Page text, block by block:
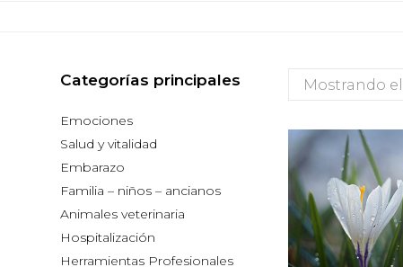
Mostrando
Categorías principales
Emociones
Salud y vitalidad
Embarazo
Familia – niños – ancianos
Animales veterinaria
Hospitalización
Herramientas Profesionales